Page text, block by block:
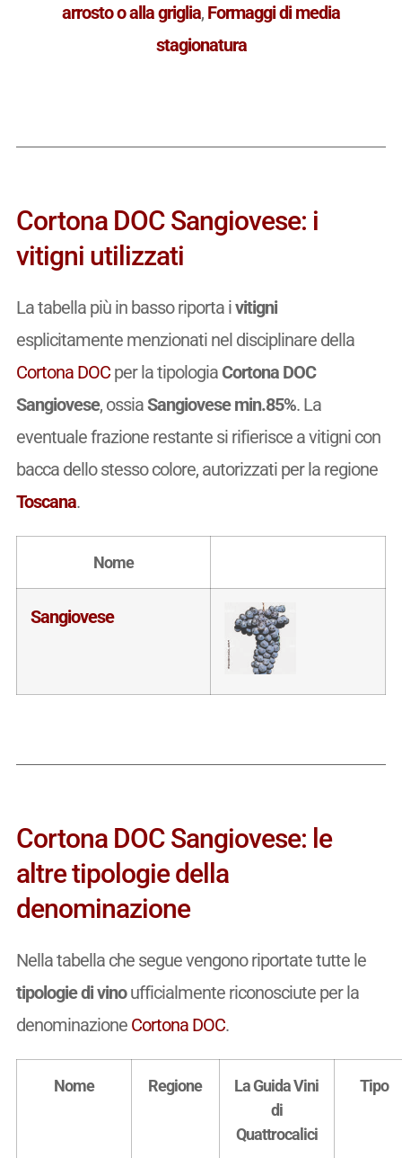
arrosto o alla griglia, Formaggi di media
stagionatura
Cortona DOC Sangiovese: i
vitigni utilizzati
La tabella più in basso riporta ivitigni
esplicitamente menzionati nel disciplinare della
Cortona DOCper la tipologia Cortona DOC
Sangiovese, ossiaSangiovese min.85%. La
eventuale frazione restante si rifierisce a vitigni con
bacca dello stesso colore, autorizzati per la regione
Toscana.
Nome
Sangiovese
Cortona DOC Sangiovese: le
altre tipologie della
denominazione
Nella tabella che segue vengono riportate tutte le
tipologie di vinoufficialmente riconosciute per la
denominazione Cortona DOC.
Nome Regione
La Guida Vini
di
Quattrocalici
Tipo